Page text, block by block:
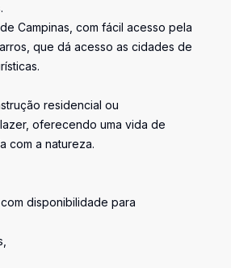
Campinas, com fácil acesso pela
que dá acesso as cidades de
residencial ou
oferecendo uma vida de
com a natureza.
disponibilidade para